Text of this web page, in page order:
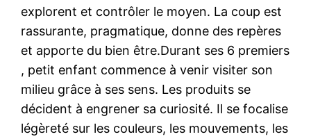
explorent et contrôler le moyen. La coup est
rassurante, pragmatique, donne des repères
et apporte du bien être.Durant ses 6 premiers
, petit enfant commence à venir visiter son
milieu grâce à ses sens. Les produits se
décident à engrener sa curiosité. Il se focalise
légèreté sur les couleurs, les mouvements, les